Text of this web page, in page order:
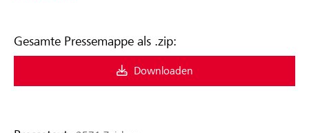
Gesamte Pressemappe als .zip:
Downloaden